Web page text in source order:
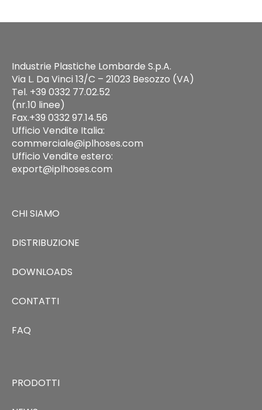
Industrie Plastiche Lombarde S.p.A.
Via L. Da Vinci 13/C – 21023 Besozzo (VA)
Tel. +39 0332 77.02.52
(nr.10 linee)
Fax.+39 0332 97.14.56
Ufficio Vendite Italia:
commerciale@iplhoses.com
Ufficio Vendite estero:
export@iplhoses.com
CHI SIAMO
DISTRIBUZIONE
DOWNLOADS
CONTATTI
FAQ
PRODOTTI